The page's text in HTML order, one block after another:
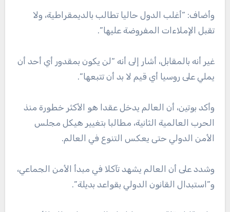
وأضاف: “أغلب الدول حاليا تطالب بالديمقراطية، ولا
تقبل الإملاءات المفروضة عليها”.
غير أنه بالمقابل، أشار إلى أنه “لن يكون بمقدور أي أحد أن
يملي على روسيا أي قيم لا بد أن تتبعها”.
وأكد بوتين، أن العالم يدخل عقدا هو الأكثر خطورة منذ
الحرب العالمية الثانية، مطالبا بتغيير هيكل مجلس
الأمن الدولي حتى يعكس التنوع في العالم.
وشدد على أن العالم يشهد تآكلا في مبدأ الأمن الجماعي،
و”استبدال القانون الدولي بقواعد بديلة”.